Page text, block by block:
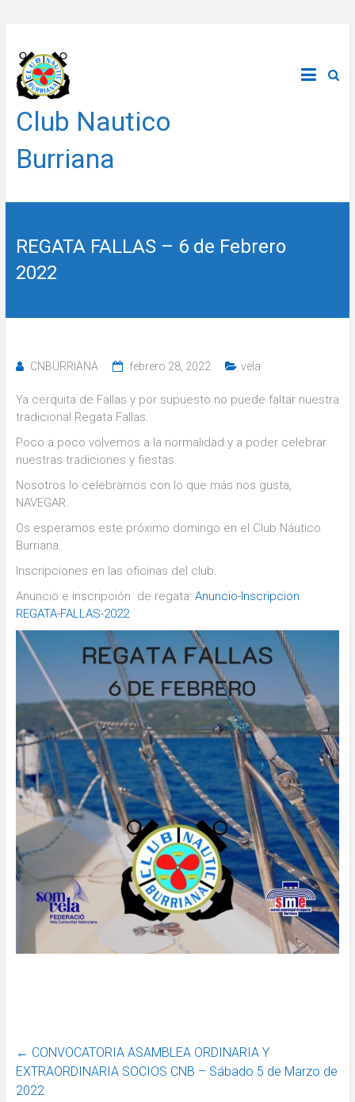
contenido
Club Nautico
Burriana
REGATA FALLAS – 6 de Febrero
2022
CNBURRIANA febrero 28, 2022 vela
Ya cerquita de Fallas y por supuesto no puede faltar nuestra
tradicional Regata Fallas.
Poco a poco volvemos a la normalidad y a poder celebrar
nuestras tradiciones y fiestas.
Nosotros lo celebramos con lo que más nos gusta,
NAVEGAR.
Os esperamos este próximo domingo en el Club Náutico
Burriana.
Inscripciones en las oficinas del club.
Anuncio e inscripción de regata: Anuncio-Inscripcion
REGATA-FALLAS-2022
← CONVOCATORIA ASAMBLEA ORDINARIA Y
EXTRAORDINARIA SOCIOS CNB – Sábado 5 de Marzo de
2022